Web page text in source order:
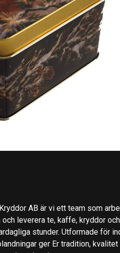
AB är vi ett team som
och leverera te, kaffe, kryddor
stunder. Utformade för
ger Er tradition,